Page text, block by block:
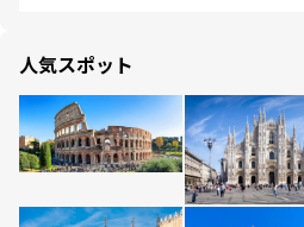
人気スポット